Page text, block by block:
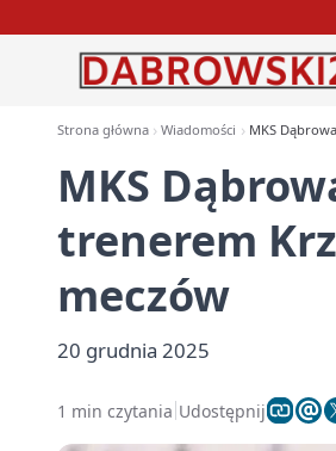
Strona główna Wiadomości MKS
MKS
trenerem
meczów
20 grudnia 2025
1 min czytania Udostępnij